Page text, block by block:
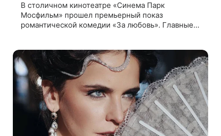
В столичном кинотеатре «Синема Парк
Мосфильм» прошел премьерный показ
романтической комедии «За любовь». Главные
супружескую